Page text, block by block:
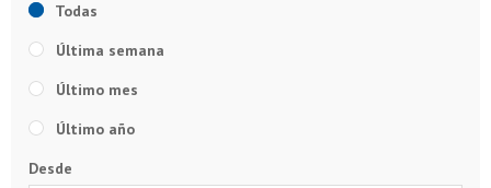
Todas
Última semana
Último mes
Último año
Desde